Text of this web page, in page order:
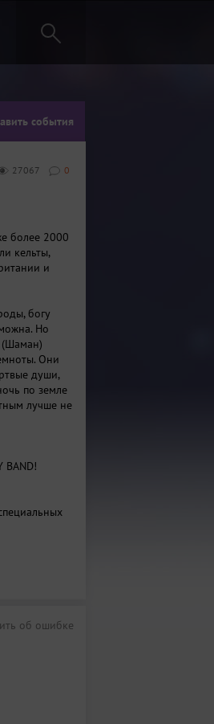
события
0
27067
более 2000
кельты,
и
богу
Но
(Шаман)
Они
души,
по земле
лучше не
BAND!
об ошибке